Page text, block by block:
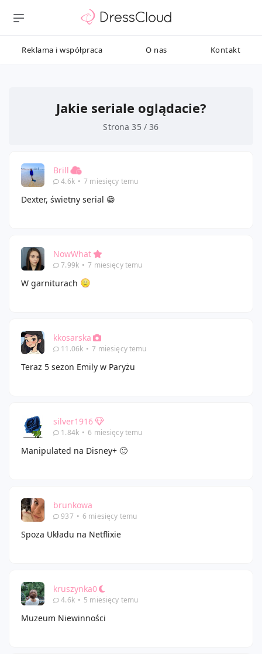
Reklama i współpraca O nas Kontakt
Jakie seriale oglądacie?
Strona 35 / 36
Brill
4.6k • 7 miesięcy temu
Dexter, świetny serial 😁
NowWhat
7.99k • 7 miesięcy temu
W garniturach
kkosarska
11.06k • 7 miesięcy temu
Teraz 5 sezon Emily w Paryżu
silver1916
1.84k • 6 miesięcy temu
Manipulated na Disney+ 🙂
brunkowa
937 • 6 miesięcy temu
Spoza Układu na Netflixie
kruszynka0
4.6k • 5 miesięcy temu
Muzeum Niewinności